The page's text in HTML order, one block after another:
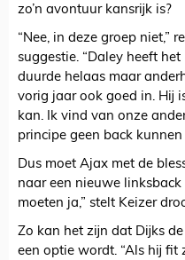
zo’n avontuur kansrijk is?
“Nee, in deze groep niet,”
suggestie. “Daley heeft
duurde helaas maar
vorig jaar ook goed in. Hij
kan. Ik vind van onze
principe geen back kunnen
Dus moet Ajax met de
naar een nieuwe
moeten ja,” stelt Keizer
Zo kan het zijn dat Dijks
een optie wordt. “Als hij fit